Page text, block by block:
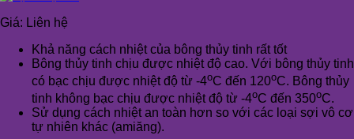
Giá: Liên hệ
Khả năng cách nhiệt của bông thủy tinh rất tốt
Bông thủy tinh chịu được nhiệt độ cao. Với bông thủy tinh
có bạc chịu được nhiệt độ từ -4oC đến 120oC. Bông thủy
tinh không bạc chịu được nhiệt độ từ -4oC đến 350oC.
Sử dụng cách nhiệt an toàn hơn so với các loại sợi vô cơ
tự nhiên khác (amiăng).